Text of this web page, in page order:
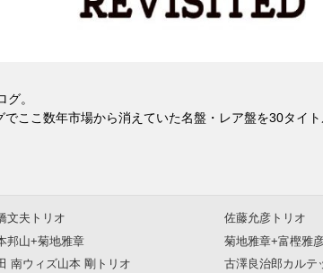
。
ここ数年市場から消えていた名盤・レア盤を30タイ
文夫トリオ 佐藤允彦トリオ
邦山+菊地雅章 菊地雅章+富樫雅
南ウィズ山本 剛トリオ
古澤良治郎カルテ